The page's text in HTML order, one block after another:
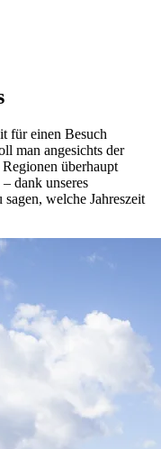
für einen Besuch
man angesichts der
überhaupt
dank unseres
welche Jahreszeit